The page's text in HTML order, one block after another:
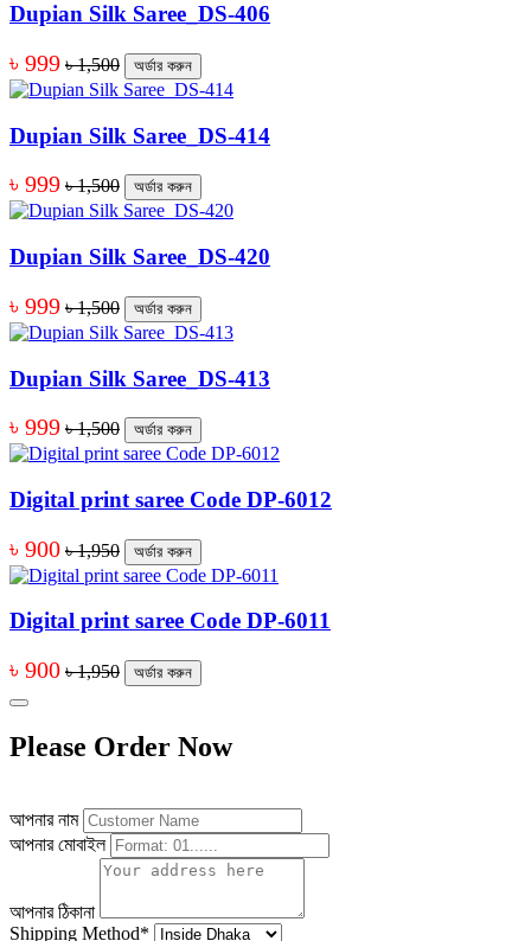
Dupian Silk Saree_DS-406
৳ 999 ৳ 1,500 অর্ডার করুন
Dupian Silk Saree_DS-414
৳ 999 ৳ 1,500 অর্ডার করুন
Dupian Silk Saree_DS-420
৳ 999 ৳ 1,500 অর্ডার করুন
Dupian Silk Saree_DS-413
৳ 999 ৳ 1,500 অর্ডার করুন
Digital print saree Code DP-6012
৳ 900 ৳ 1,950 অর্ডার করুন
Digital print saree Code DP-6011
৳ 900 ৳ 1,950 অর্ডার করুন
Please Order Now
আপনার নাম
আপনার মোবাইল
আপনার ঠিকানা
Shipping Method*